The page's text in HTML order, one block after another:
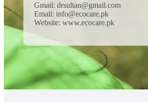
Gmail: drsultan@gmail.com
Email: info@ecocare.pk
Website: www.ecocare.pk